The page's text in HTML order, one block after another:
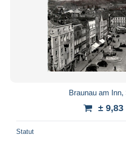
Braunau am Inn,
± 9,83
Statut